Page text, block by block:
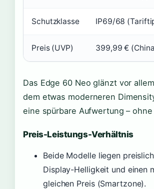
Schutzklasse IP69/68
Preis (UVP) 399,99 €
Das Edge 60 Neo glänzt vor
dem etwas moderneren
eine spürbare Aufwertung –
Preis-Leistungs-Verhältnis
Beide Modelle liegen
Display-Helligkeit und einen
gleichen Preis (Smartzone).